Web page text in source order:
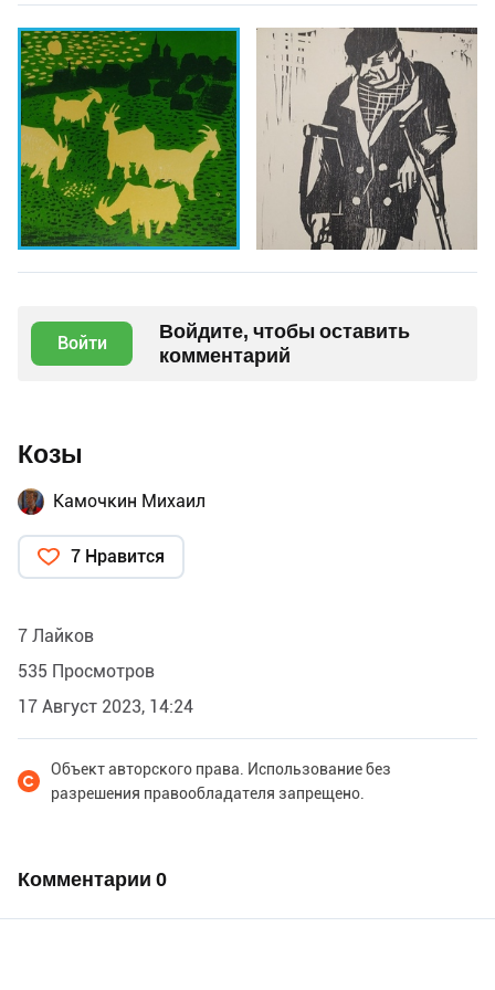
Войти
Войдите, чтобы оставить
комментарий
Козы
Камочкин Михаил
7 Нравится
7 Лайков
535 Просмотров
17 Август 2023, 14:24
Объект авторского права. Использование без
разрешения правообладателя запрещено.
Комментарии 0